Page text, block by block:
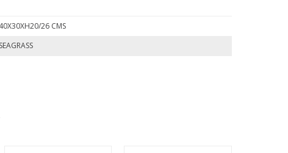
40X30XH20/26 CMS
SEAGRASS